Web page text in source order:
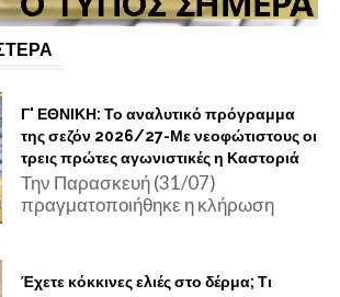
Γ' ΕΘΝΙΚΗ: Το αναλυτικό πρόγραμμα
της σεζόν 2026/27-Με νεοφώτιστους οι
τρεις πρώτες αγωνιστικές η Καστοριά
Την Παρασκευή (31/07)
πραγματοποιήθηκε η κλήρωση
Έχετε κόκκινες ελιές στο δέρμα; Τι